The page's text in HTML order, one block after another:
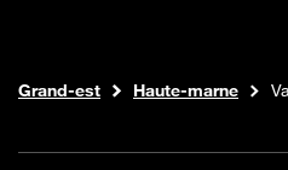
Boutique Orange
Internet fibre
Grand-est Haute-marne